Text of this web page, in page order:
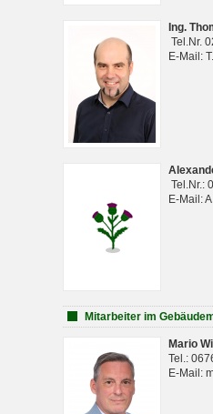
Ing.
Tel.Nr.
E-Mail:
Tel.Nr.:
E-Mail:
Mitarbeiter im
Mario
Tel.:
E-Mail: